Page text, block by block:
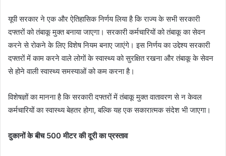
यूपी सरकार ने एक और ऐतिहासिक निर्णय लिया है कि राज्य के सभी सरकारी
दफ्तरों को तंबाकू मुक्त बनाया जाएगा। सरकारी कर्मचारियों को तंबाकू का सेवन
करने से रोकने के लिए विशेष नियम बनाए जाएंगे। इस निर्णय का उद्देश्य सरकारी
दफ्तरों में काम करने वाले लोगों के स्वास्थ्य को सुरक्षित रखना और तंबाकू के सेवन
से होने वाली स्वास्थ्य समस्याओं को कम करना है।
विशेषज्ञों का मानना है कि सरकारी दफ्तरों में तंबाकू मुक्त वातावरण से न केवल
कर्मचारियों का स्वास्थ्य बेहतर होगा, बल्कि यह एक सकारात्मक संदेश भी जाएगा।
दुकानों के बीच 500 मीटर की दूरी का प्रस्ताव